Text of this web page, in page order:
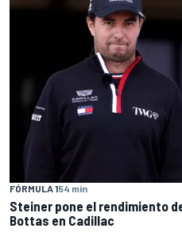
FÓRMULA 154 min
Steiner pone el rendimiento
Bottas en Cadillac